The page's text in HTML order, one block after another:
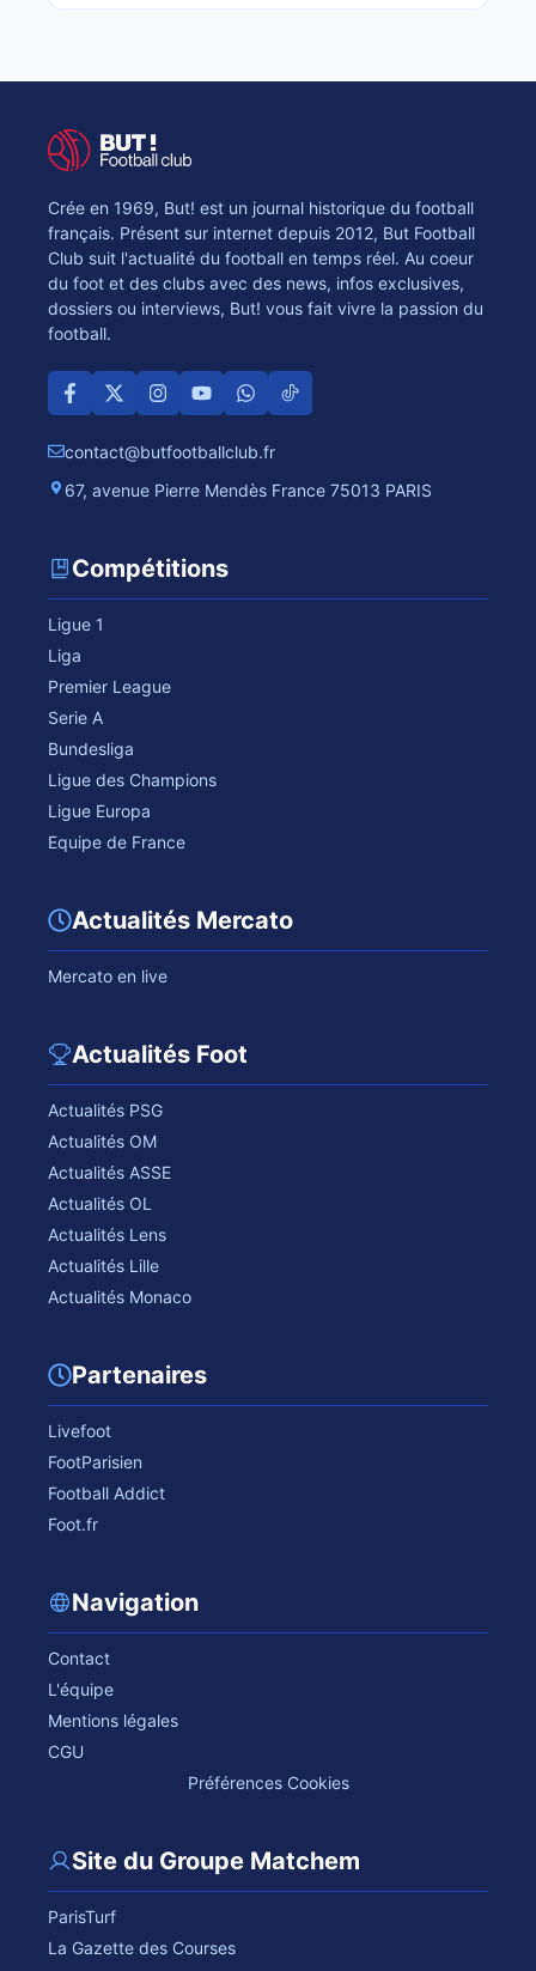
Crée en 1969, But! est un journal historique du football
français. Présent sur internet depuis 2012, But Football
Club suit l'actualité du football en temps réel. Au coeur
du foot et des clubs avec des news, infos exclusives,
dossiers ou interviews, But! vous fait vivre la passion du
football.
contact@butfootballclub.fr
67, avenue Pierre Mendès France 75013 PARIS
Compétitions
Ligue 1
Liga
Premier League
Serie A
Bundesliga
Ligue des Champions
Ligue Europa
Equipe de France
Actualités Mercato
Mercato en live
Actualités Foot
Actualités PSG
Actualités OM
Actualités ASSE
Actualités OL
Actualités Lens
Actualités Lille
Actualités Monaco
Partenaires
Livefoot
FootParisien
Football Addict
Foot.fr
Navigation
Contact
L'équipe
Mentions légales
CGU
Préférences Cookies
Site du Groupe Matchem
ParisTurf
La Gazette des Courses